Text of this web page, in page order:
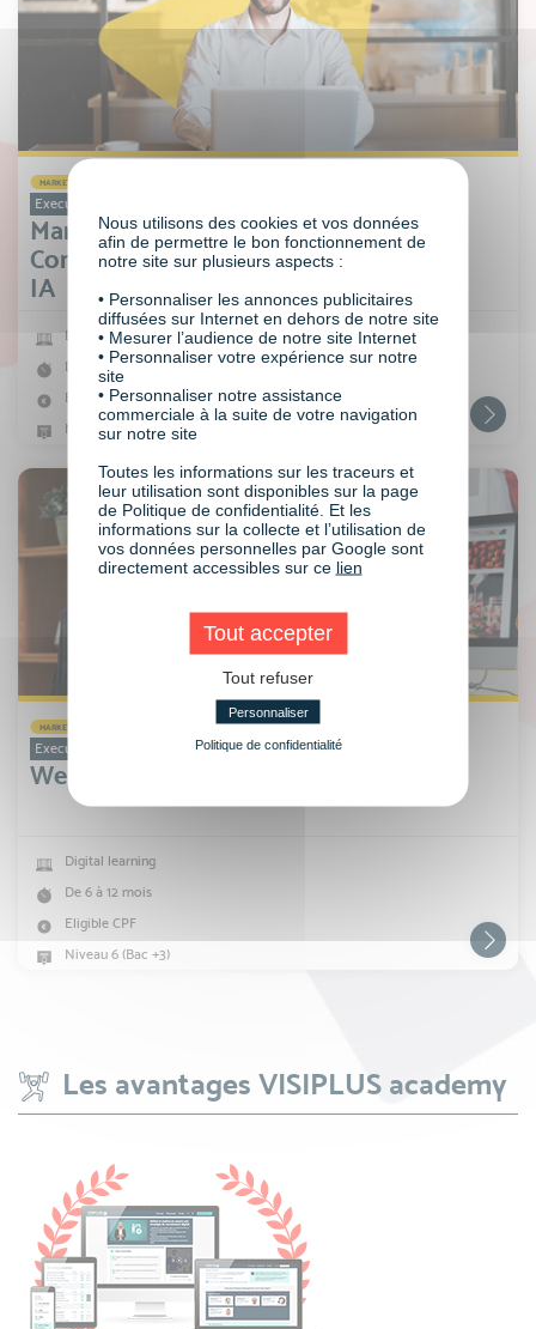
MARKETING, COMMUNICATION ET IA
Executive Bachelor
Marketing
Communication &
IA
Digital learning
De 6 à 12 mois
Eligible CPF
Niveau 6 (Bac +3)
MARKETING, COMMUNICATION ET IA
Executive Bachelor
Web et UX Design
Digital learning
De 6 à 12 mois
Eligible CPF
Niveau 6 (Bac +3)
Les avantages VISIPLUS academy
Nous utilisons des cookies et vos données
afin de permettre le bon fonctionnement de
notre site sur plusieurs aspects :
• Personnaliser les annonces publicitaires
diffusées sur Internet en dehors de notre site
• Mesurer l’audience de notre site Internet
• Personnaliser votre expérience sur notre
site
• Personnaliser notre assistance
commerciale à la suite de votre navigation
sur notre site
Toutes les informations sur les traceurs et
leur utilisation sont disponibles sur la page
de Politique de confidentialité. Et les
informations sur la collecte et l’utilisation de
vos données personnelles par Google sont
directement accessibles sur ce lien
Tout accepter
Tout refuser
Personnaliser
Politique de confidentialité